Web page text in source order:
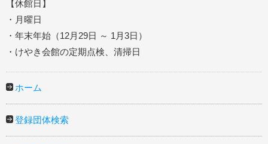
【休館日】
・月曜日
・年末年始（12月29日 ～ 1月3日）
・けやき会館の定期点検、清掃日
ホーム
登録団体検索